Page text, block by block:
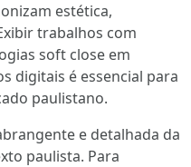
estética,
trabalhos com
soft close em
digitais é essencial para
paulistano.
e detalhada da
paulista. Para